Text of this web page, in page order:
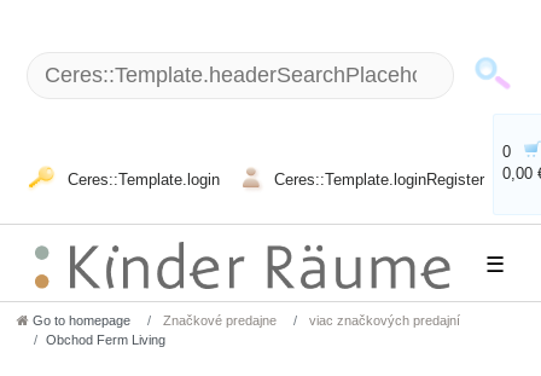
Ceres::Template.login Ceres::Template.loginRegister
0
0,00
☰
Go to homepage Značkové predajne
viac značkových predajní
Obchod Ferm Living